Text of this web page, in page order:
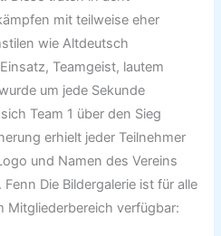
mit teilweise eher
wie Altdeutsch
Teamgeist, lautem
um jede Sekunde
Team 1 über den Sieg
erhielt jeder Teilnehmer
und Namen des Vereins
Die Bildergalerie ist für alle
Mitgliederbereich verfügbar: